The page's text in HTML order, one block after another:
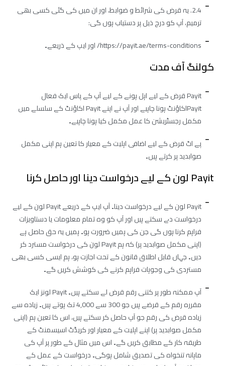
2.4. یہ قرض کی شرائط و ضوابط، اور ان میں کی گئی کسی بھی
ترمیم، آپ کو درج ذیل پر دستیاب ہوں گی:
https://payit.ae/terms-conditions/ اور ایپ کے ذریعے۔
کولنگ آف مدت
Payit قرض کے لیے اہل ہونے کے لیے آپ کے پاس ایک فعال
Payitاکاؤنٹ ہونا چاہیے اور آپ نے اپنے Payit اکاؤنٹ کے سلسلے میں
مکمل رجسٹریشن کا عمل مکمل کیا ہونا چاہیے۔
پے اٹ قرض کے لیے اضافی اہلیت کے معیار کا تعین ہم اپنی مکمل
صوابدید پر کرتے ہیں۔
Payit لون کے لیے درخواست دینا اور حاصل کرنا
Payit لون کے لیے درخواست دینا۔ آپ ایپ کے ذریعے Payit لون کے لیے
درخواست دے سکتے ہیں اور آپ کو وہ تمام معلومات یا دستاویزات
فراہم کرنا ہوں گی جن کی ہمیں ضرورت ہو۔ ہمیں یہ حق حاصل ہے
(اپنی مکمل صوابدید پر) کہ ہم Payit لون کی درخواست مسترد کر
دیں۔ جہاں قابل اطلاق قانون کے تحت اجازت ہو، ہم ایسی کسی بھی
مستردی کی وجوہات فراہم کرنے کی کوشش کریں گے۔
آپ ممکنہ طور پر کتنی رقم قرض لے سکتے ہیں۔ Payit لونز ایک
مقررہ رقم کے قرضے ہیں جو 300 سے 4,000 تک ہوتے ہیں۔ زیادہ سے
زیادہ قرض کی رقم جو آپ حاصل کر سکتے ہیں، اس کا تعین ہم (اپنی
مکمل صوابدید پر) اپنے اہلیت کے معیار اور کریڈٹ اسیسمنٹ کے
طریقہ کار کے مطابق کریں گے۔ اس میں مثال کے طور پر آپ کی
ماہانہ تنخواہ کی تصدیق شامل ہوگی۔ درخواست کے عمل کے